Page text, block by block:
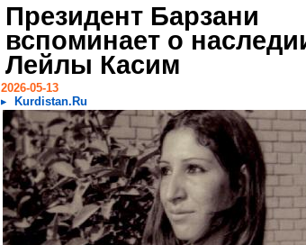
Президент Барзани
вспоминает о
Лейлы Касим
2026-05-13
Kurdistan.Ru